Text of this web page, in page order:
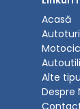
Acasă
Alte
Despre